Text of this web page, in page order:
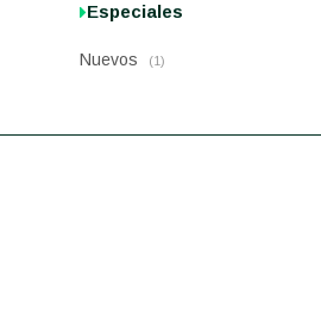
Especiales
Nuevos (1)